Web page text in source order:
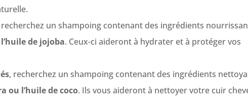
recherchez un shampoing contenant des ingrédients
de jojoba. Ceux-ci aideront à hydrater et à protéger vos
, recherchez un shampoing contenant des ingrédients
ou l’huile de coco. Ils vous aideront à nettoyer votre cuir